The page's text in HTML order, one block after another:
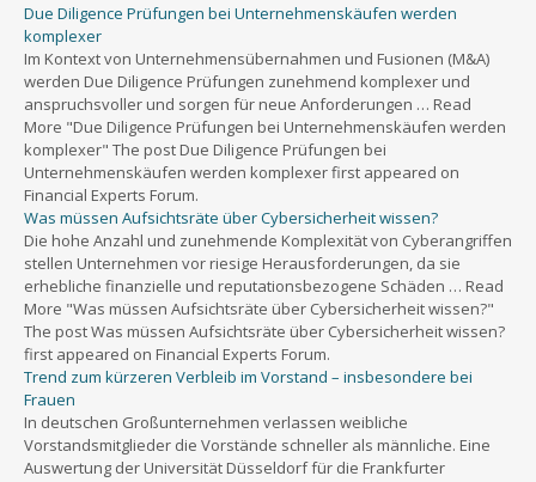
Due Diligence Prüfungen bei Unternehmenskäufen werden
komplexer
Im Kontext von Unternehmensübernahmen und Fusionen (M&A)
werden Due Diligence Prüfungen zunehmend komplexer und
anspruchsvoller und sorgen für neue Anforderungen … Read
More "Due Diligence Prüfungen bei Unternehmenskäufen werden
komplexer" The post Due Diligence Prüfungen bei
Unternehmenskäufen werden komplexer first appeared on
Financial Experts Forum.
Was müssen Aufsichtsräte über Cybersicherheit wissen?
Die hohe Anzahl und zunehmende Komplexität von Cyberangriffen
stellen Unternehmen vor riesige Herausforderungen, da sie
erhebliche finanzielle und reputationsbezogene Schäden … Read
More "Was müssen Aufsichtsräte über Cybersicherheit wissen?"
The post Was müssen Aufsichtsräte über Cybersicherheit wissen?
first appeared on Financial Experts Forum.
Trend zum kürzeren Verbleib im Vorstand – insbesondere bei
Frauen
In deutschen Großunternehmen verlassen weibliche
Vorstandsmitglieder die Vorstände schneller als männliche. Eine
Auswertung der Universität Düsseldorf für die Frankfurter